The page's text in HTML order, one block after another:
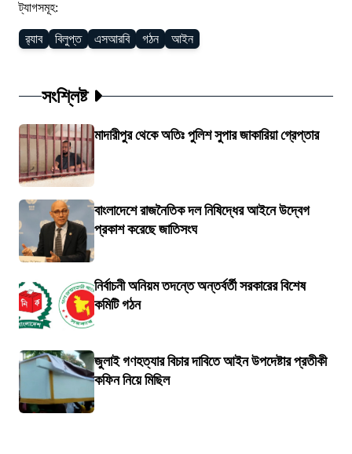
ট্যাগসমূহ:
র‍্যাব বিলুপ্ত এসআরবি গঠন আইন
সংশ্লিষ্ট
মাদারীপুর থেকে অতিঃ পুলিশ সুপার জাকারিয়া গ্রেপ্তার
বাংলাদেশে রাজনৈতিক দল নিষিদ্ধের আইনে উদ্বেগ
প্রকাশ করেছে জাতিসংঘ
নির্বাচনী অনিয়ম তদন্তে অন্তর্বর্তী সরকারের বিশেষ
কমিটি গঠন
জুলাই গণহত্যার বিচার দাবিতে আইন উপদেষ্টার প্রতীকী
কফিন নিয়ে মিছিল